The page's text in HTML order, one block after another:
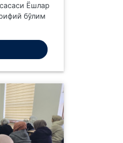
Ёшлар
бўлим